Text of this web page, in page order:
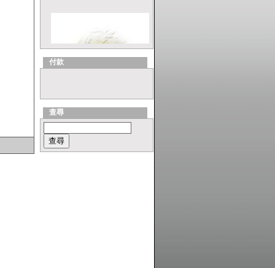
ViewSonic MU203 Optical
Travel 滑鼠 Series, Model:
MU203RDS
付款
查尋